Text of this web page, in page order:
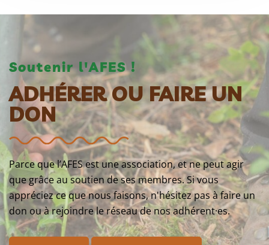
Soutenir l'AFES !
ADHÉRER OU FAIRE UN
DON
Parce que l’AFES est une association, et ne peut agir
que grâce au soutien de ses membres. Si vous
appréciez ce que nous faisons, n'hésitez pas à faire un
don ou à rejoindre le réseau de nos adhérent·es.